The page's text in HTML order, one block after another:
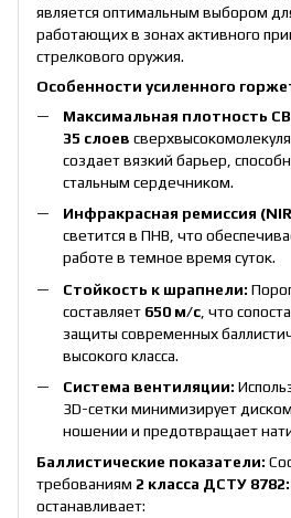
является оптимальным выбором
работающих в зонах активного
стрелкового оружия.
Особенности усиленного
Максимальная плотность
35 слоев
создает вязкий барьер,
стальным сердечником.
Инфракрасная ремиссия
светится в ПНВ, что
работе в темное время суток.
Стойкость к шрапнели:
составляет 650 м/с , что
защиты современных
высокого класса.
Система вентиляции:
3D-сетки минимизирует
ношении и предотвращает
Баллистические показатели:
требованиям 2 класса ДСТУ
останавливает: